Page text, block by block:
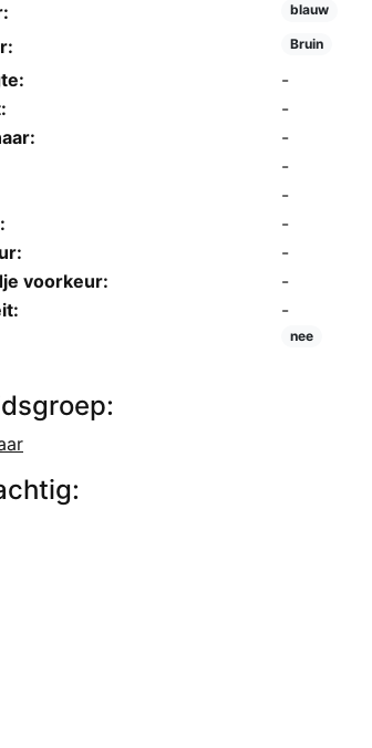
blauw
Bruin
-
-
-
-
-
-
-
voorkeur:
-
-
nee